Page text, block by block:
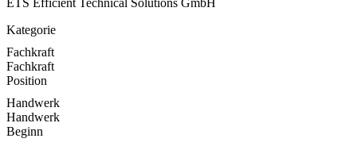
ETS Efficient Technical Solutions GmbH
Kategorie
Fachkraft
Fachkraft
Position
Handwerk
Handwerk
Beginn